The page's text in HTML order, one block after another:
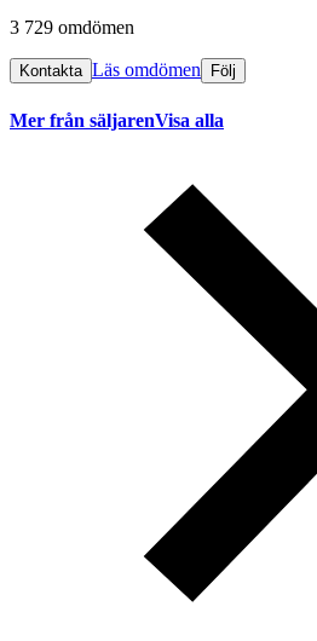
3 729 omdömen
Kontakta Läs omdömen Följ
Mer från säljarenVisa alla